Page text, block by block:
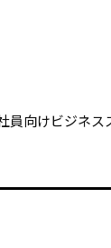
員向けビジネ